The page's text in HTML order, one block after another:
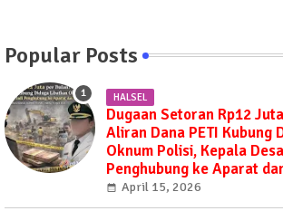
Popular Posts
HALSEL
Dugaan Setoran Rp12
Aliran Dana PETI Kubung
Oknum Polisi, Kepala
Penghubung ke Aparat
April 15, 2026